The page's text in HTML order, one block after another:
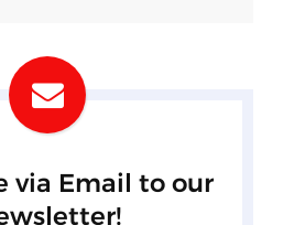
via Email to our